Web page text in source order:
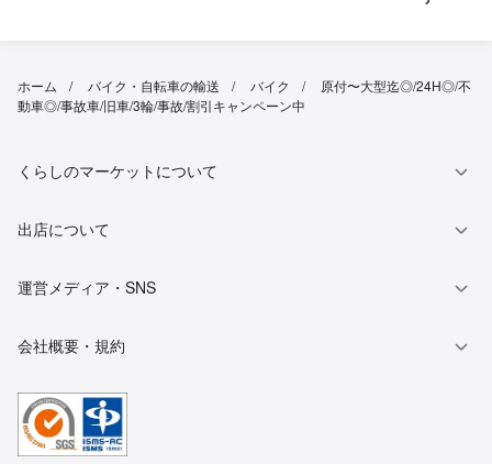
ホーム バイク・自転車の輸送 バイク
原付〜大型迄◎/24H◎/不
動車◎/事故車/旧車/3輪/事故/割引キャンペーン中
くらしのマーケットについて
出店について
運営メディア・SNS
会社概要・規約